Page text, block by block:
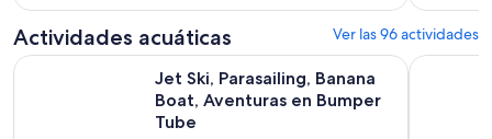
30
minutos
opiniones
por
Actividades acuáticas Ver las 96 actividades
Jet Ski, Parasailing, Banana
Boat, Aventuras en Bumper
Tube
Jet Ski, Parasailing, Banana Boat, Aventuras en Bumper Tube
Waikiki,